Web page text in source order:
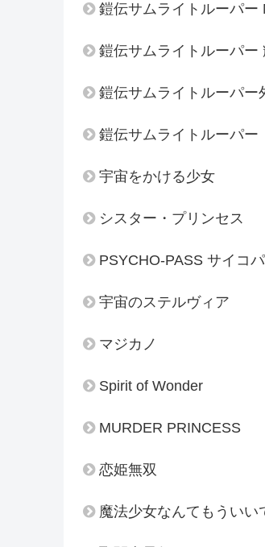
鎧伝サムライトルーパー
鎧伝サムライトルーパー
鎧伝サムライトルーパー
鎧伝サムライトルーパー
宇宙をかける少女
シスター・プリンセス
PSYCHO-PASS サイコ
宇宙のステルヴィア
マジカノ
Spirit of Wonder
MURDER PRINCESS
恋姫無双
魔法少女なんてもういい